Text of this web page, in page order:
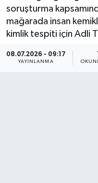
soruşturma
mağarada insan
kimlik tespiti için Adli
08.07.2026 - 09:17
YAYINLANMA